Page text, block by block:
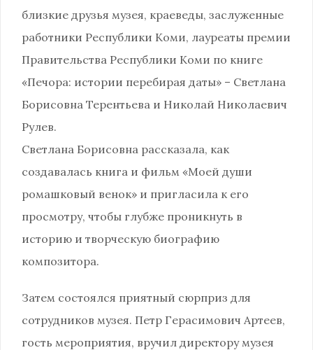
близкие друзья музея, краеведы, заслуженные
работники Республики Коми, лауреаты премии
Правительства Республики Коми по книге
«Печора: истории перебирая даты» – Светлана
Борисовна Терентьева и Николай Николаевич
Рулев.
Светлана Борисовна рассказала, как
создавалась книга и фильм «Моей души
ромашковый венок» и пригласила к его
просмотру, чтобы глубже проникнуть в
историю и творческую биографию
композитора.
Затем состоялся приятный сюрприз для
сотрудников музея. Петр Герасимович Артеев,
гость мероприятия, вручил директору музея